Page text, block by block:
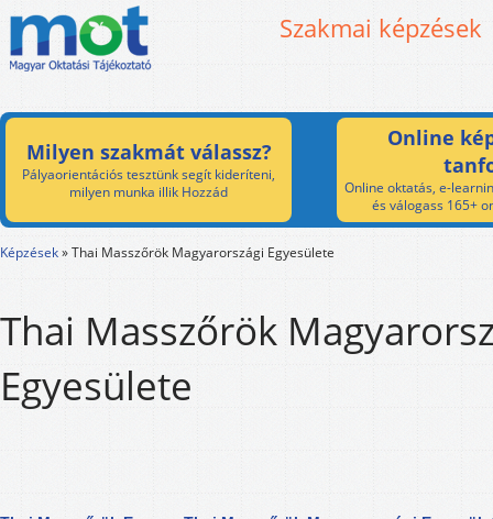
Szakmai képzések
Milyen szakmát válassz?
Pályaorientációs tesztünk segít kideríteni,
milyen munka illik Hozzád
Online
Online oktatás, e-
és válogass 165+
Képzések»Thai Masszőrök Magyarországi Egyesülete
Thai Masszőrök
Egyesülete